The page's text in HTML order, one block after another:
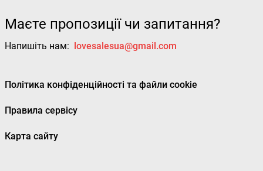
Маєте пропозиції чи запитання?
Напишіть нам: lovesalesua@gmail.com
Політика конфіденційності та файли cookie
Правила сервісу
Карта сайту